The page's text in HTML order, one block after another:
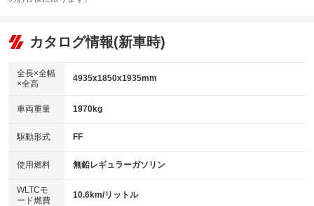
リフトアップ
：装備なし
：装備なし
パワーウィンドウ
アイドリングストップ
：装備なし
USB入力端子
：装備なし
100V電源
：装備なし
センターデフロック
：装備なし
ビジュアル：-／DVD再生
：装備あり
：装備あり
革シート
キーレス
HID(キセノンライト)
：装備なし
バックカメラ
：装備あり
エアロ
：装備あり
カタログ情報(新車時)
全長×全幅
×全高
4935x1850x1935mm
車両重量 1970kg
駆動形式 FF
使用燃料 無鉛レギュラーガソリン
WLTCモ
ード燃費
10.6km/リットル